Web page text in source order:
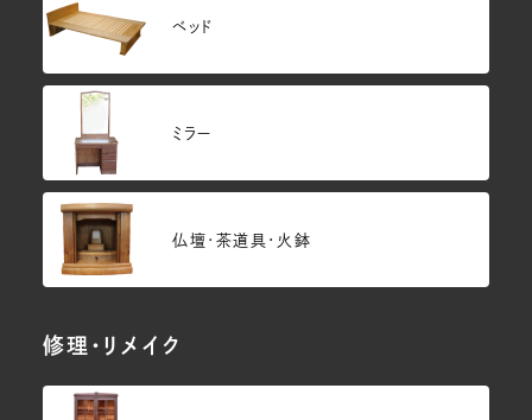
ベッド
ミラー
仏壇･茶道具・火鉢
修理・リメイク